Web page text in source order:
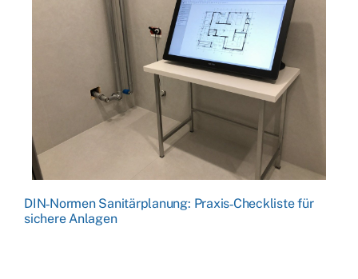
DIN‑Normen Sanitärplanung: Praxis‑Checkliste für
sichere Anlagen